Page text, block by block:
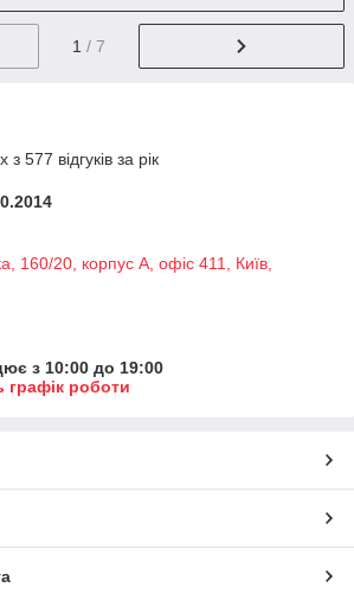
1 / 7
577 відгуків за рік
160/20, корпус А, офіс 411, Київ,
з 10:00 до 19:00
графік роботи